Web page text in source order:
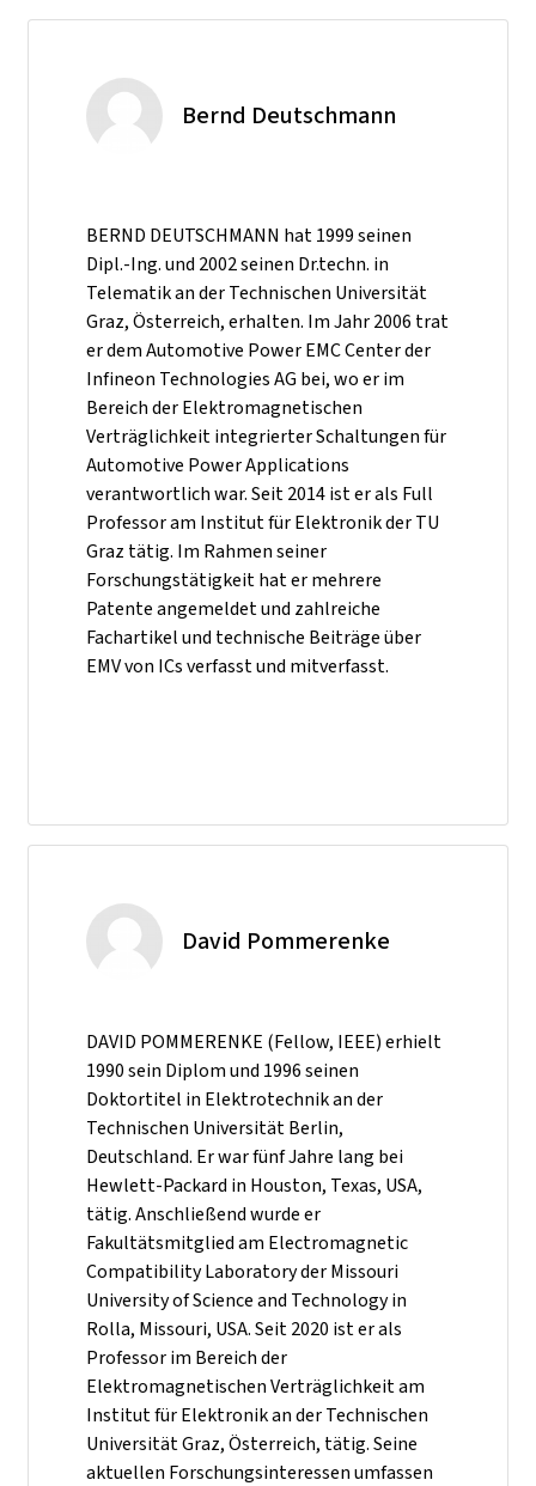
Bernd Deutschmann
BERND DEUTSCHMANN hat 1999 seinen
Dipl.-Ing. und 2002 seinen Dr.techn. in
Telematik an der Technischen Universität
Graz, Österreich, erhalten. Im Jahr 2006 trat
er dem Automotive Power EMC Center der
Infineon Technologies AG bei, wo er im
Bereich der Elektromagnetischen
Verträglichkeit integrierter Schaltungen für
Automotive Power Applications
verantwortlich war. Seit 2014 ist er als Full
Professor am Institut für Elektronik der TU
Graz tätig. Im Rahmen seiner
Forschungstätigkeit hat er mehrere
Patente angemeldet und zahlreiche
Fachartikel und technische Beiträge über
EMV von ICs verfasst und mitverfasst.
David Pommerenke
DAVID POMMERENKE (Fellow, IEEE) erhielt
1990 sein Diplom und 1996 seinen
Doktortitel in Elektrotechnik an der
Technischen Universität Berlin,
Deutschland. Er war fünf Jahre lang bei
Hewlett-Packard in Houston, Texas, USA,
tätig. Anschließend wurde er
Fakultätsmitglied am Electromagnetic
Compatibility Laboratory der Missouri
University of Science and Technology in
Rolla, Missouri, USA. Seit 2020 ist er als
Professor im Bereich der
Elektromagnetischen Verträglichkeit am
Institut für Elektronik an der Technischen
Universität Graz, Österreich, tätig. Seine
aktuellen Forschungsinteressen umfassen